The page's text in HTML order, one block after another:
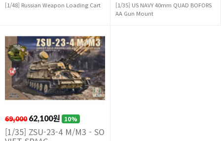
[1/48] Russian Weapon Loading Cart
[1/35] US NAVY 40mm QUAD BOFORS
AA Gun Mount
69,000 62,100원 10%
[1/35] ZSU-23-4 M/M3 - SO